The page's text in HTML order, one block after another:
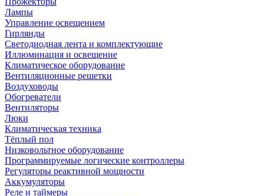
Лампы
Управление освещением
Гирлянды
Светодиодная лента и комплектующие
Иллюминация и освещение
Климатическое оборудование
Вентиляционные решетки
Воздуховоды
Обогреватели
Вентиляторы
Люки
Климатическая техника
Тёплый пол
Низковольтное оборудование
Программируемые логические контроллеры
Регуляторы реактивной мощности
Аккумуляторы
Реле и таймеры